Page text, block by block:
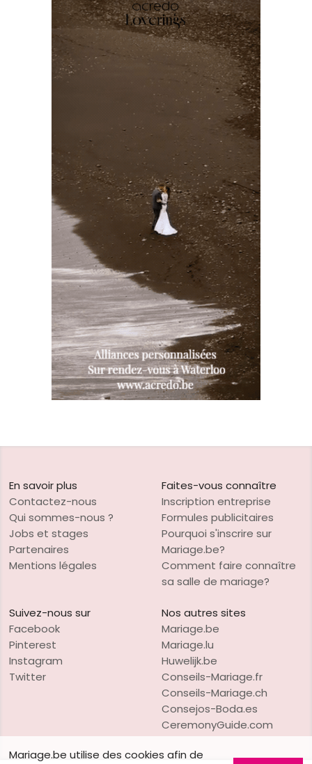
En savoir plus
Contactez-nous
Qui sommes-nous ?
Jobs et stages
Partenaires
Mentions légales
Faites-vous connaître
Inscription entreprise
Formules publicitaires
Pourquoi s'inscrire sur
Mariage.be?
Comment faire connaître
sa salle de mariage?
Suivez-nous sur
Facebook
Pinterest
Instagram
Twitter
Nos autres sites
Mariage.be
Mariage.lu
Huwelijk.be
Conseils-Mariage.fr
Conseils-Mariage.ch
Consejos-Boda.es
CeremonyGuide.com
Mariage.be utilise des cookies afin de